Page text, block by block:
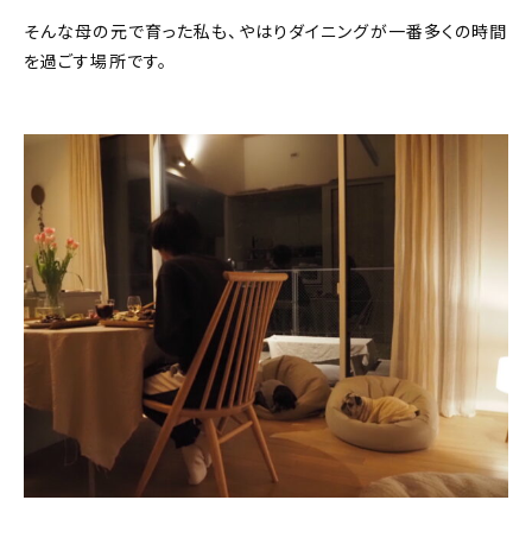
そんな母の元で育った私も、やはりダイニングが一番多くの時間
を過ごす場所です。